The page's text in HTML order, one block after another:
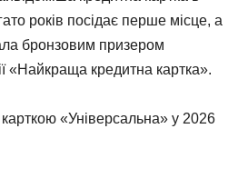
років посідає перше місце, а
бронзовим призером
«Найкраща кредитна картка».
«Універсальна» у 2026